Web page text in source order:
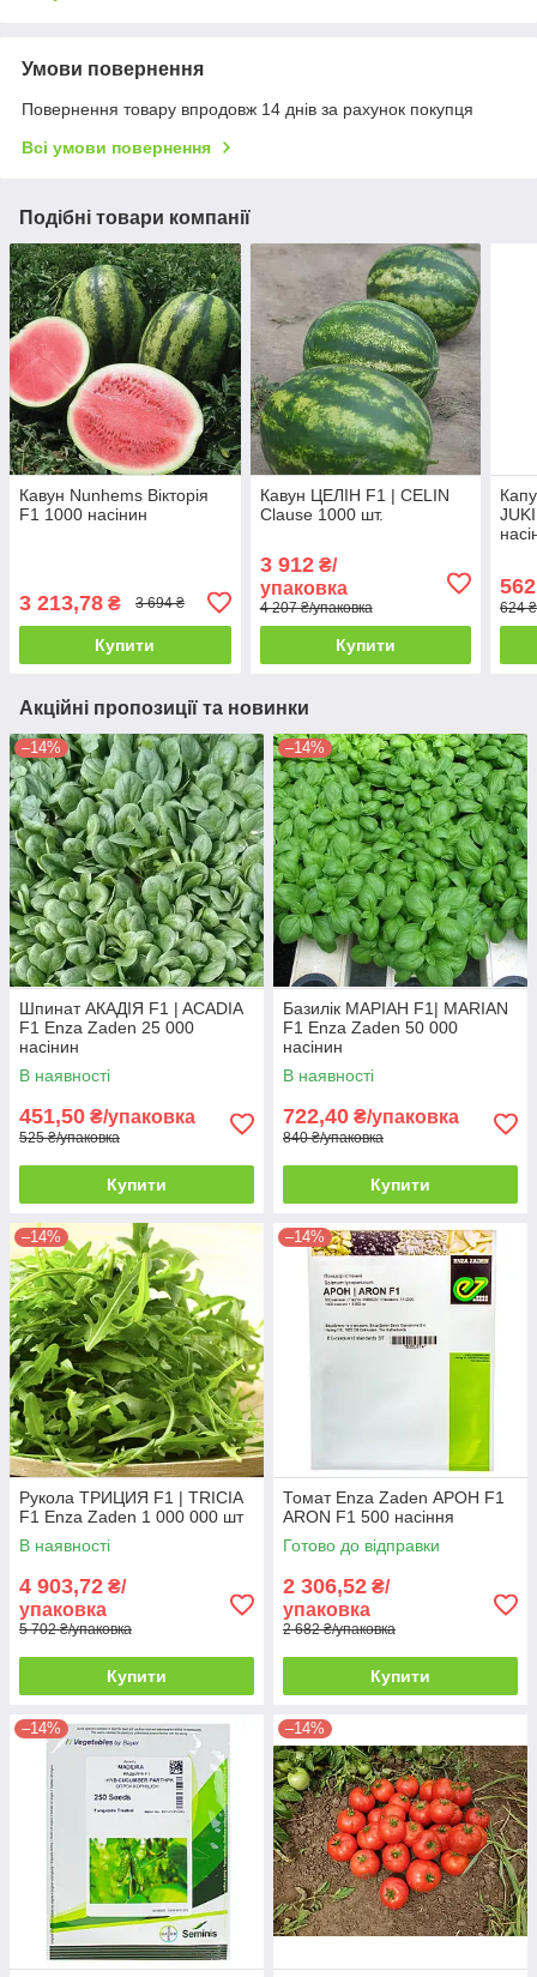
Умови повернення
Повернення товару впродовж 14 днів за рахунок покупця
Всі умови повернення
Подібні товари компанії
Кавун Nunhems Вікторія
F1 1000 насінин
3 213,78 ₴ 3 694 ₴
Купити
Кавун ЦЕЛІН F1 | CELIN
Clause 1000 шт.
3 912₴/
упаковка
4 207 ₴/упаковка
Купити
562
624
Акційні пропозиції та новинки
–14%
Шпинат АКАДІЯ F1 | ACADIA
F1 Enza Zaden 25 000
насінин
В наявності
451,50 ₴/упаковка
525 ₴/упаковка
Купити
–14%
Базилік МАРІАН F1| MARIAN
F1 Enza Zaden 50 000
насінин
В наявності
722,40 ₴/упаковка
840 ₴/упаковка
Купити
–14%
Рукола ТРИЦИЯ F1 | TRICIA
F1 Enza Zaden 1 000 000 шт
В наявності
4 903,72 ₴/
упаковка
5 702 ₴/упаковка
Купити
–14%
Томат Enza Zaden АРОН F1
ARON F1 500 насіння
Готово до відправки
2 306,52 ₴/
упаковка
2 682 ₴/упаковка
Купити
–14% –14%